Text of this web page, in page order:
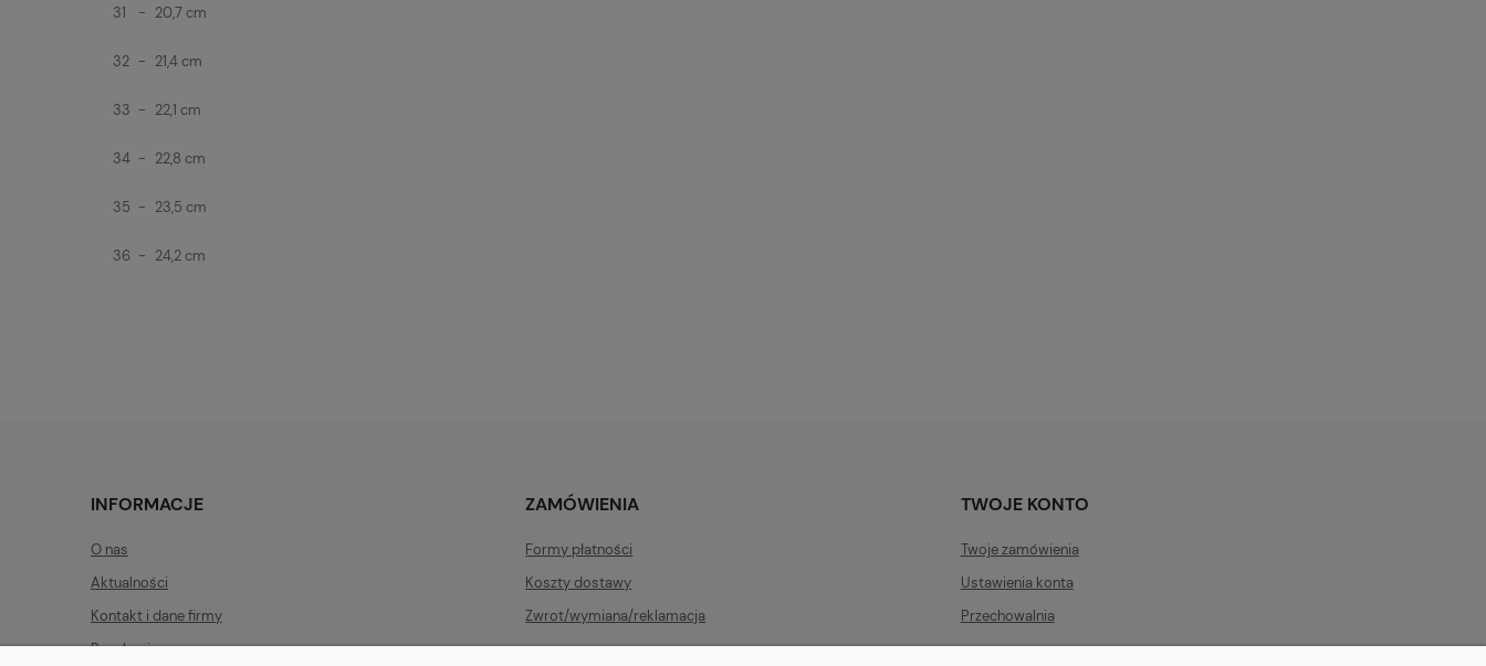
31 - 20,7 cm
32 - 21,4 cm
33 - 22,1 cm
34 - 22,8 cm
35 - 23,5 cm
36 - 24,2 cm
INFORMACJE
O nas
Aktualności
Kontakt i dane firmy
Regulamin
ZAMÓWIENIA
Formy płatności
Koszty dostawy
Zwrot/wymiana/reklamacja
TWOJE KONTO
Twoje zamówienia
Ustawienia konta
Przechowalnia